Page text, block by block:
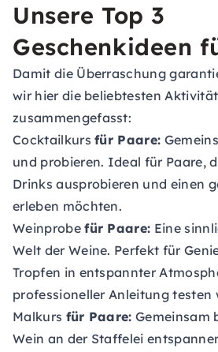
Unsere Top 3
Geschenkideen
Damit die Überraschung
wir hier die beliebtesten
zusammengefasst:
Cocktailkurs für Paare:
und probieren. Ideal für Paare,
Drinks ausprobieren und einen
erleben möchten.
Weinprobe für Paare: Eine
Welt der Weine. Perfekt für
Tropfen in entspannter
professioneller Anleitung testen
Malkurs für Paare: Gemeinsam
Wein an der Staffelei